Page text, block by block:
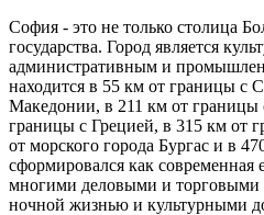
София - это не только столица
государства. Город является
административным и
находится в 55 км от границы с
Македонии, в 211 км от
границы с Грецией, в 315 км от
от морского города Бургас и в
сформировался как современная
многими деловыми и торговыми
ночной жизнью и культурными